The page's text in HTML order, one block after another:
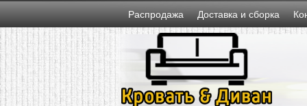
Распродажа Доставка и сборка